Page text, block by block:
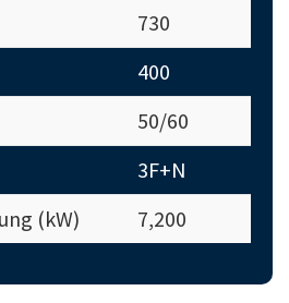
730
400
50/60
3F+N
(kW)
7,200